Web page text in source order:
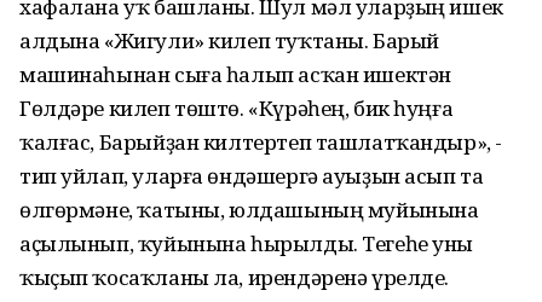
хафалана уҡ башланы. Шул мәл уларҙың ишек
алдына «Жигули» килеп туҡтаны. Барый
машинаһынан сыға һалып асҡан ишектән
Гөлдәре килеп төштө. «Күрәһең, бик һуңға
ҡалғас, Барыйҙан килтертеп ташлатҡандыр», -
тип уйлап, уларға өндәшергә ауыҙын асып та
өлгөрмәне, ҡатыны, юлдашының муйынына
аҫылынып, ҡуйынына һырылды. Тегеһе уны
ҡыҫып ҡосаҡланы ла, ирендәренә үрелде.